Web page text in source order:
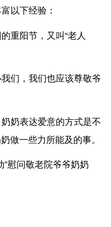
以下经验：
重阳节，又叫“老人
们，我们也应该尊敬爷
奶表达爱意的方式是不
做一些力所能及的事。
”慰问敬老院爷爷奶奶